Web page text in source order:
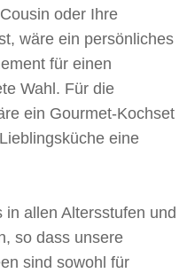
oder Ihre
wäre ein persönliches
für einen
Wahl. Für die
ein Gourmet-Kochset
eine
allen Altersstufen und
so dass unsere
sind sowohl für